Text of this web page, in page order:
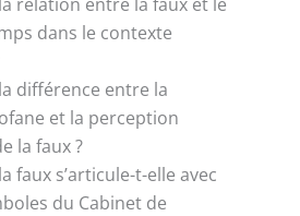
dans le contexte
différence entre la
et la perception
la faux ?
faux s’articule-t-elle avec
du Cabinet de